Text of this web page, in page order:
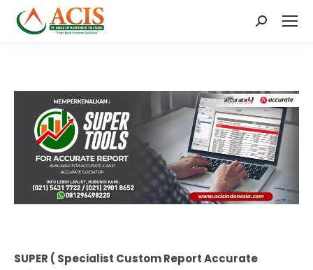
Search:
SUPER ( Specialist Custom Report Accurate